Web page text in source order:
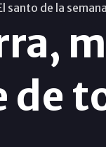
santo de la semana
de